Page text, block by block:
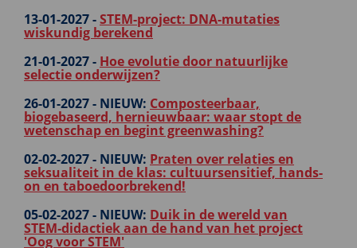
13-01-2027 -STEM-project: DNA-mutaties
wiskundig berekend
21-01-2027 - Hoe evolutie door natuurlijke
selectie onderwijzen?
26-01-2027 - NIEUW: Composteerbaar,
biogebaseerd, hernieuwbaar: waar stopt de
wetenschap en begint greenwashing?
02-02-2027 - NIEUW: Praten over relaties en
seksualiteit in de klas: cultuursensitief, hands-
on en taboedoorbrekend!
05-02-2027 - NIEUW: Duik in de wereld van
STEM‑didactiek aan de hand van het project
'Oog voor STEM'